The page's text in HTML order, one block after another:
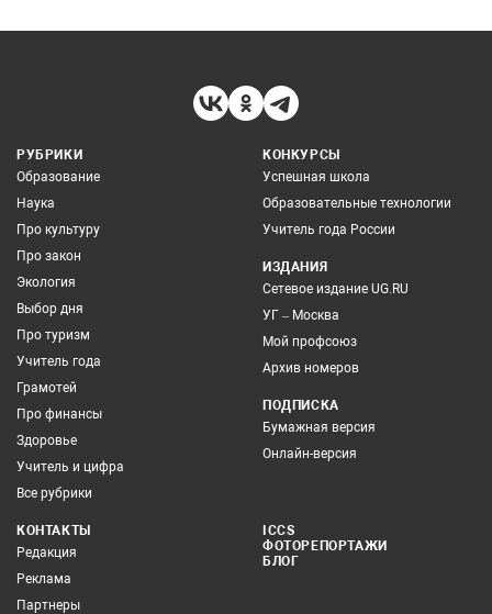
РУБРИКИ
Образование
Наука
Про культуру
Про закон
Экология
Выбор дня
Про туризм
Учитель года
Грамотей
Про финансы
Здоровье
Учитель и цифра
Все рубрики
КОНКУРСЫ
Успешная школа
Образовательные технологии
Учитель года России
ИЗДАНИЯ
Сетевое издание UG.RU
УГ – Москва
Мой профсоюз
Архив номеров
ПОДПИСКА
Бумажная версия
Онлайн-версия
КОНТАКТЫ
Редакция
Реклама
Партнеры
ICCS
ФОТОРЕПОРТАЖИ
БЛОГ